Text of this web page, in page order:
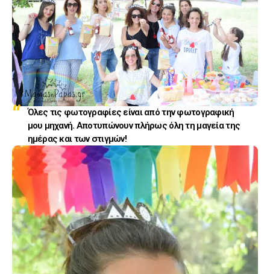
Όλες τις φωτογραφίες είναι από την φωτογραφική
μου μηχανή. Αποτυπώνουν πλήρως όλη τη μαγεία της
ημέρας και των στιγμών!